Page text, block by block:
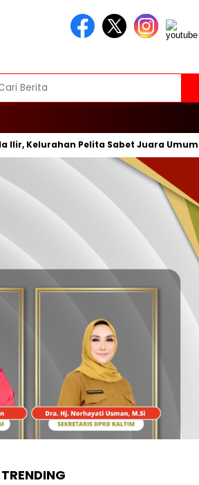
Kelurahan Pelita Sabet Juara Umum
TRENDING